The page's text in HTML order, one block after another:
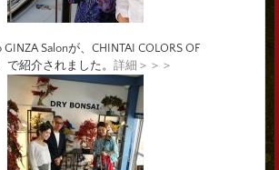
GINZA Salonが、CHINTAI COLORS OF
紹介されました。 詳細＞＞＞